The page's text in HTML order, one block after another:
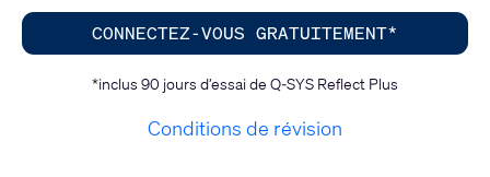
CONNECTEZ-VOUS GRATUITEMENT*
*inclus 90 jours d’essai de Q-SYS Reflect Plus
Conditions de révision